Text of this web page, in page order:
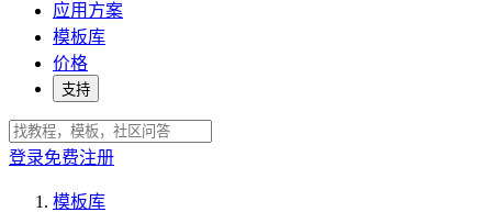
应用方案
模板库
价格
支持
登录免费注册
模板库